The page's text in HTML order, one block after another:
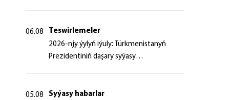
06.08
Teswirlemeler
2026-njy ýylyň iýuly: Türkmenistanyň
Prezidentiniň daşary syýasy
05.08
Syýasy habarlar